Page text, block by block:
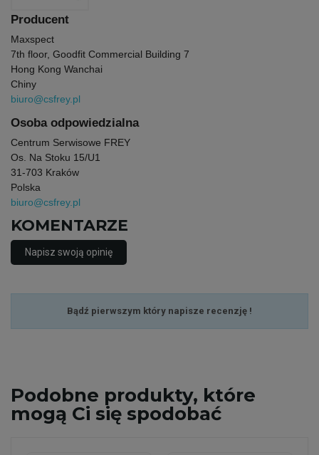
Producent
Maxspect
7th floor, Goodfit Commercial Building 7
Hong Kong Wanchai
Chiny
biuro@csfrey.pl
Osoba odpowiedzialna
Centrum Serwisowe FREY
Os. Na Stoku 15/U1
31-703 Kraków
Polska
biuro@csfrey.pl
KOMENTARZE
Napisz swoją opinię
Bądź pierwszym który napisze recenzję !
Podobne produkty, które
mogą Ci się spodobać